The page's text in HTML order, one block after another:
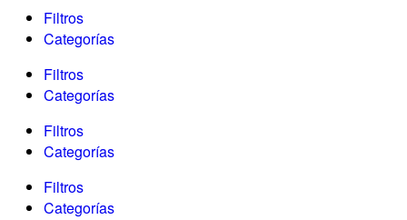
Filtros
Categorías
Filtros
Categorías
Filtros
Categorías
Filtros
Categorías